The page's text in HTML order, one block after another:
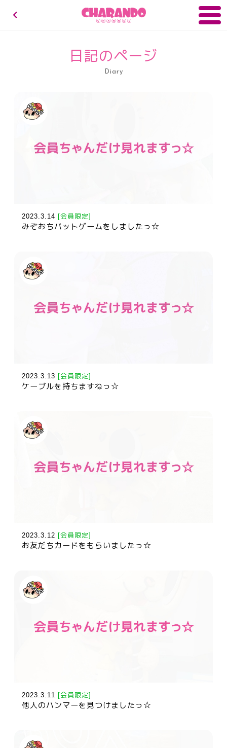
キャランドゥチャンネル
日記のページ
Diary
2023.3.14 [会員限定]
みぞおちバットゲームをしましたっ☆
2023.3.13 [会員限定]
ケーブルを持ちますねっ☆
2023.3.12 [会員限定]
お友だちカードをもらいましたっ☆
2023.3.11 [会員限定]
他人のハンマーを見つけましたっ☆